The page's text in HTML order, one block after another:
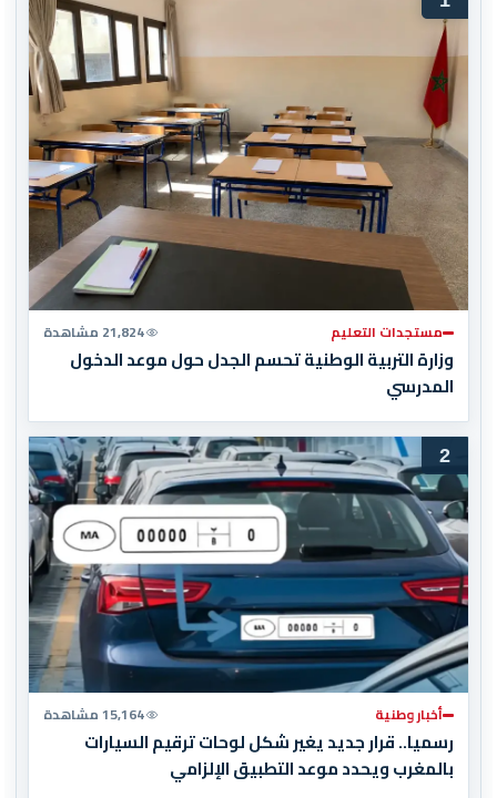
مستجدات التعليم 21,824 مشاهدة
وزارة التربية الوطنية تحسم الجدل حول موعد الدخول
المدرسي
2
أخبار وطنية 15,164 مشاهدة
رسميا.. قرار جديد يغير شكل لوحات ترقيم السيارات
بالمغرب ويحدد موعد التطبيق الإلزامي